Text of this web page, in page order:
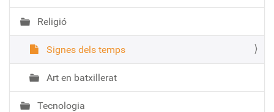
Religió
Signes dels temps
Art en batxillerat
Tecnologia